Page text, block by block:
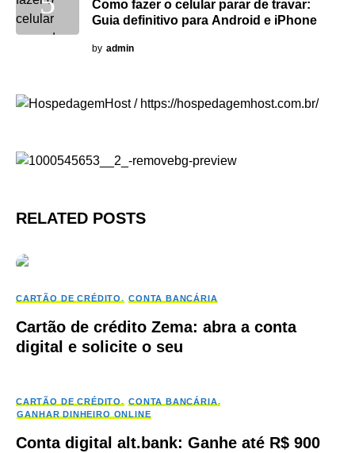
Como fazer o celular parar de travar:
Guia definitivo para Android e iPhone
by admin
RELATED POSTS
CARTÃO DE CRÉDITO CONTA BANCÁRIA
Cartão de crédito Zema: abra a conta
digital e solicite o seu
CARTÃO DE CRÉDITO
CONTA BANCÁRIA
GANHAR DINHEIRO ONLINE
Conta digital alt.bank: Ganhe até R$ 900